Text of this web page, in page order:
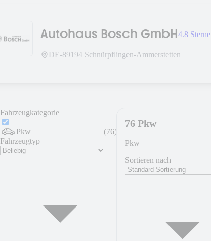
Autohaus Bosch GmbH4.8 Sterne
DE-89194 Schnürpflingen-Ammerstetten
Fahrzeugkategorie
Pkw (76)
Fahrzeugtyp
76 Pkw
Pkw
Sortieren nach